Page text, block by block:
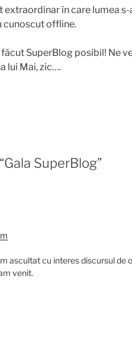
extraordinar în care lumea
cunoscut offline.
SuperBlog posibil! Ne
lui Mai, zic….
SuperBlog”
ascultat cu interes discursul de
venit.